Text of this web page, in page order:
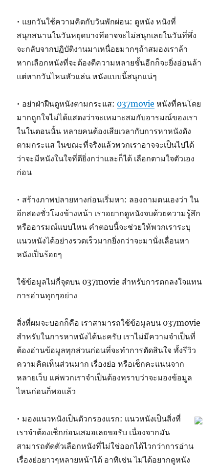
• แยกวันใช้ความคิดกับวันพักผ่อน: ดูหนัง หนังที่
สนุกสนานในวันหยุดบางทีอาจจะไม่สนุกเลยในวันที่พึ่ง
จะกลับจากปฏิบัติงานมาเหนื่อยมากๆถ้าสมองเราล้า
หากเลือกหนังที่จะต้องตีความหลายชั้นอีกก็จะยิ่งอ่อนล้า
แต่หากวันไหนหัวแล่น หนังแบบนี้สนุกแน่ๆ
• อย่าฝ่าฝืนดูหนังตามกระแส: 037movie หนังที่คนโดย
มากถูกใจไม่ได้แสดงว่าจะเหมาะสมกับอารมณ์ของเรา
ในในตอนนั้น หลายคนต้องเสียเวลากับการหาหนังดัง
ตามกระแส ในขณะที่จริงแล้วพวกเราอาจจะเป็นไปได้
ว่าจะมีหนังในใจที่ดียิ่งกว่าและก็ได้ เลือกตามใจตัวเอง
ก่อน
• สร้างภาพปลายทางก่อนเริ่มหา: ลองถามตนเองว่า ใน
อีกสองชั่วโมงข้างหน้า เราอยากดูหนังจบด้วยความรู้สึก
หรืออารมณ์แบบไหน คำตอบนี้จะช่วยให้พวกเราระบุ
แนวหนังได้อย่างรวดเร็วมากยิ่งกว่าจะมานั่งเลื่อนหา
หนังเป็นร้อยๆ
ใช้ข้อมูลไม่กี่จุดบน 037movie สำหรับการตกลงใจแทน
การอ่านทุกๆอย่าง
สิ่งที่ผมจะบอกก็คือ เราสามารถใช้ข้อมูลบน 037movie
สำหรับในการหาหนังได้นะครับ เราไม่มีความจำเป็นที่
ต้องอ่านข้อมูลทุกส่วนก่อนที่จะทำการตัดสินใจ ทั้งรีวิว
ความคิดเห็นส่วนมาก เรื่องย่อ หรือเช็กคะแนนจาก
หลายเว็บ แค่พวกเราจำเป็นต้องทราบว่าจะมองข้อมูล
ไหนก่อนก็พอแล้ว
• มองแนวหนังเป็นตัวกรองแรก: แนวหนังเป็นสิ่งที่
เราจำต้องเช็กก่อนเสมอเลยขอรับ เนื่องจากมัน
สามารถตัดตัวเลือกหนังที่ไม่ใช่ออกได้ไวกว่าการอ่าน
เรื่องย่อยาวๆหลายหน้าได้ อาทิเช่น ไม่ได้อยากดูหนัง